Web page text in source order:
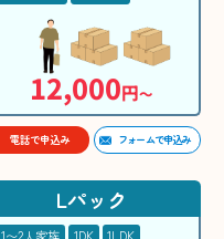
12,000円〜
電話で申込み フォームで申込み
Lパック
1〜2人家族 1DK
1LDK